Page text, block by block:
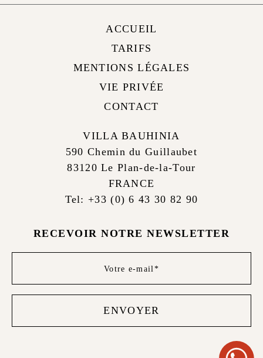
ACCUEIL
TARIFS
MENTIONS LÉGALES
VIE PRIVÉE
CONTACT
VILLA BAUHINIA
590 Chemin du Guillaubet
83120 Le Plan-de-la-Tour
FRANCE
Tel: +33 (0) 6 43 30 82 90
RECEVOIR NOTRE NEWSLETTER
ENVOYER